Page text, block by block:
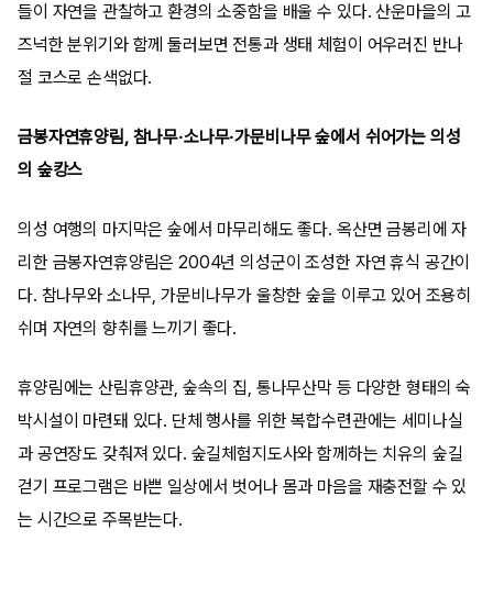
들이 자연을 관찰하고 환경의 소중함을 배울 수 있다. 산운마을의 고
즈넉한 분위기와 함께 둘러보면 전통과 생태 체험이 어우러진 반나
절 코스로 손색없다.
금봉자연휴양림, 참나무·소나무·가문비나무 숲에서 쉬어가는 의성
의 숲캉스
의성 여행의 마지막은 숲에서 마무리해도 좋다. 옥산면 금봉리에 자
리한 금봉자연휴양림은 2004년 의성군이 조성한 자연 휴식 공간이
다. 참나무와 소나무, 가문비나무가 울창한 숲을 이루고 있어 조용히
쉬며 자연의 향취를 느끼기 좋다.
휴양림에는 산림휴양관, 숲속의 집, 통나무산막 등 다양한 형태의 숙
박시설이 마련돼 있다. 단체 행사를 위한 복합수련관에는 세미나실
과 공연장도 갖춰져 있다. 숲길체험지도사와 함께하는 치유의 숲길
걷기 프로그램은 바쁜 일상에서 벗어나 몸과 마음을 재충전할 수 있
는 시간으로 주목받는다.